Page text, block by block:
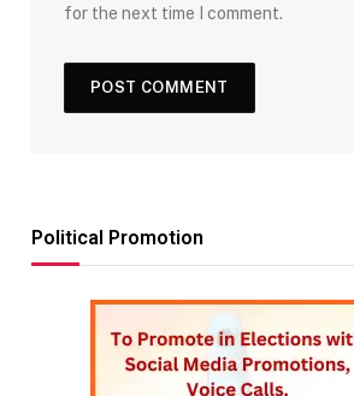
for the next time I comment.
Political Promotion